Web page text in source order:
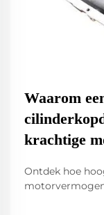
Waarom
krachtige
Ontdek hoe